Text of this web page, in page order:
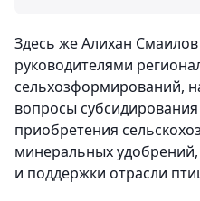
Здесь же Алихан
руководителями
сельхозформирований,
вопросы
приобретения
минеральных
и поддержки отрасли